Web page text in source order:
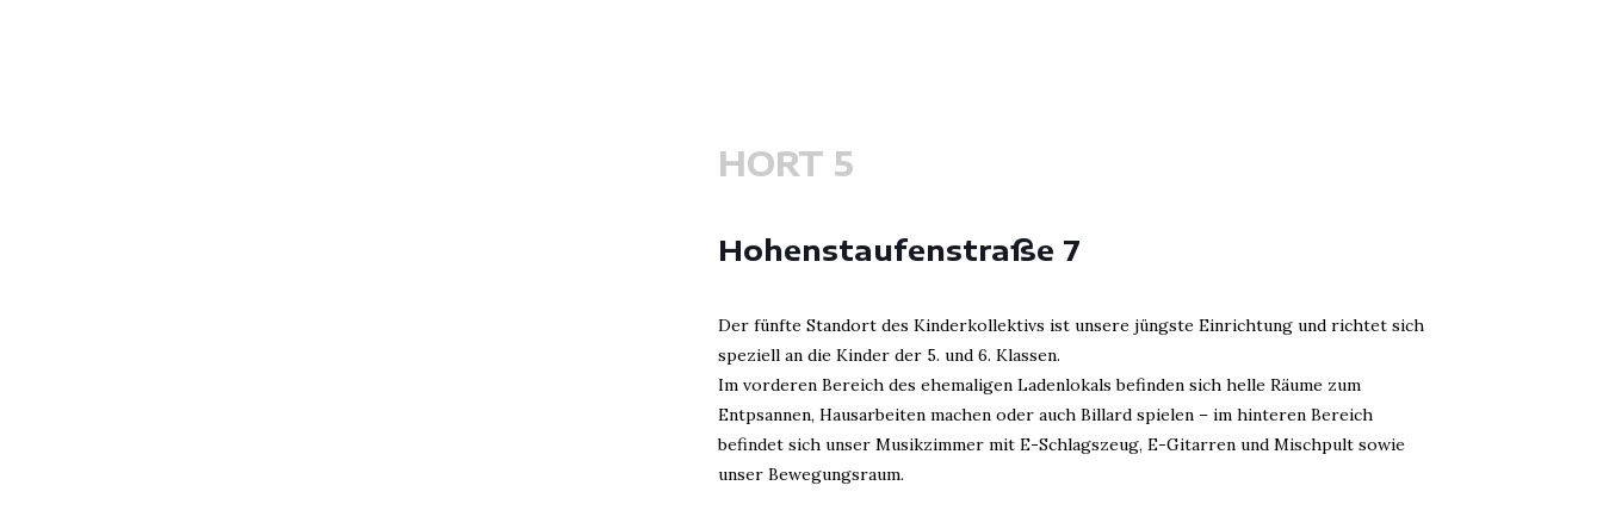
HORT 5
Hohenstaufenstraße 7
Der fünfte Standort des Kinderkollektivs ist unsere jüngste Einrichtung und richtet sich
speziell an die Kinder der 5. und 6. Klassen.
Im vorderen Bereich des ehemaligen Ladenlokals befinden sich helle Räume zum
Entpsannen, Hausarbeiten machen oder auch Billard spielen – im hinteren Bereich
befindet sich unser Musikzimmer mit E-Schlagszeug, E-Gitarren und Mischpult sowie
unser Bewegungsraum.